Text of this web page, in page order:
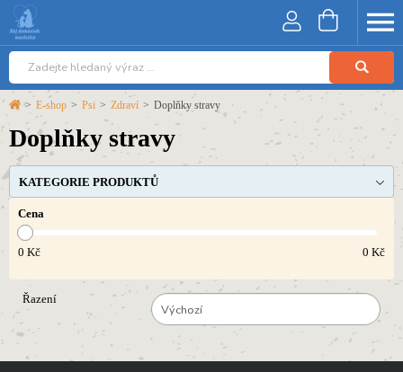
> E-shop > Psi > Zdraví > Doplňky stravy
Doplňky stravy
KATEGORIE PRODUKTŮ
Cena
0 Kč 0 Kč
Řazení
Výchozí